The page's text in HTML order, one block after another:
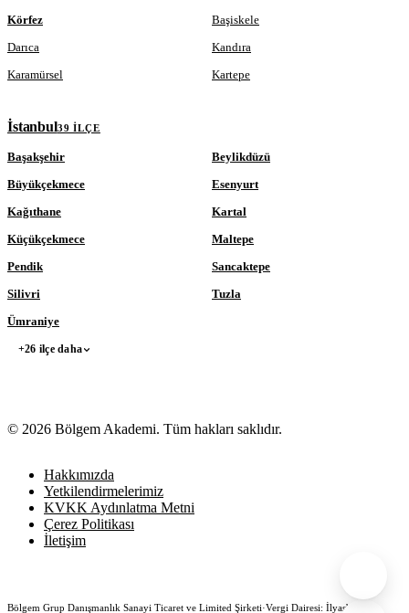
Körfez
Başiskele
Darıca
Kandıra
Karamürsel
Kartepe
İstanbul39 ILÇE
Başakşehir
Beylikdüzü
Büyükçekmece
Esenyurt
Kağıthane
Kartal
Küçükçekmece
Maltepe
Pendik
Sancaktepe
Silivri
Tuzla
Ümraniye
+26 ilçe daha
© 2026 Bölgem Akademi. Tüm hakları saklıdır.
Hakkımızda
Yetkilendirmelerimiz
KVKK Aydınlatma Metni
Çerez Politikası
İletişim
Bölgem Grup Danışmanlık Sanayi Ticaret ve Limited Şirketi·Vergi Dairesi: İlyasbey